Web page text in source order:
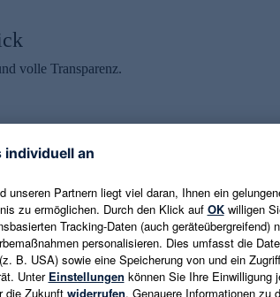
volle Transparenz.
Trends,
jederzeit in
E-Mail-Adresse eingeben
Es gelten die Datenschutzrichtlinien